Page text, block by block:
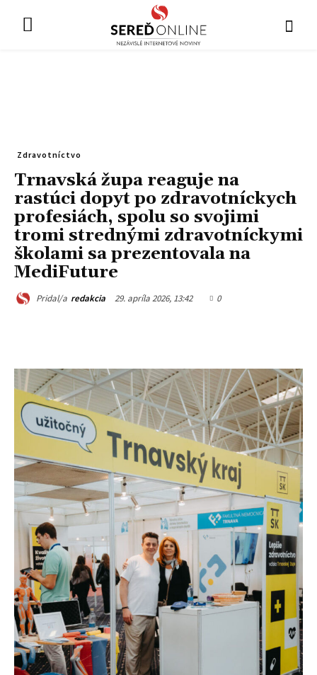
Zdravotníctvo
Trnavská župa reaguje na
rastúci dopyt po zdravotníckych
profesiách, spolu so svojimi
tromi strednými zdravotníckymi
školami sa prezentovala na
MediFuture
Pridal/a redakcia 29. apríla 2026, 13:42 0